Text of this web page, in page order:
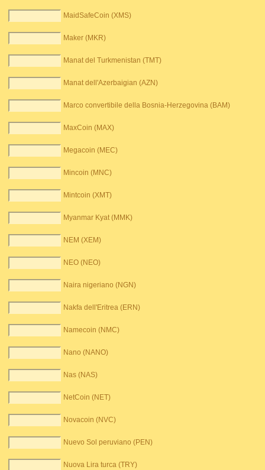
MaidSafeCoin (XMS)
Maker (MKR)
Manat del Turkmenistan (TMT)
Manat dell'Azerbaigian (AZN)
Marco convertibile della Bosnia-Herzegovina (BAM)
MaxCoin (MAX)
Megacoin (MEC)
Mincoin (MNC)
Mintcoin (XMT)
Myanmar Kyat (MMK)
NEM (XEM)
NEO (NEO)
Naira nigeriano (NGN)
Nakfa dell'Eritrea (ERN)
Namecoin (NMC)
Nano (NANO)
Nas (NAS)
NetCoin (NET)
Novacoin (NVC)
Nuevo Sol peruviano (PEN)
Nuova Lira turca (TRY)